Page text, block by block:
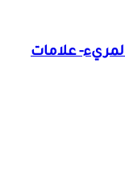
علامات